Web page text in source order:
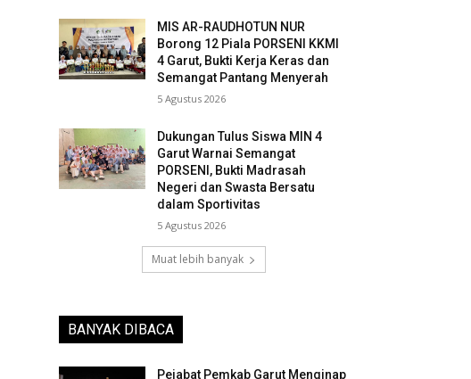
MIS AR-RAUDHOTUN NUR
Borong 12 Piala PORSENI KKMI
4 Garut, Bukti Kerja Keras dan
Semangat Pantang Menyerah
5 Agustus 2026
Dukungan Tulus Siswa MIN 4
Garut Warnai Semangat
PORSENI, Bukti Madrasah
Negeri dan Swasta Bersatu
dalam Sportivitas
5 Agustus 2026
Muat lebih banyak
BANYAK DIBACA
Pejabat Pemkab Garut Menginap